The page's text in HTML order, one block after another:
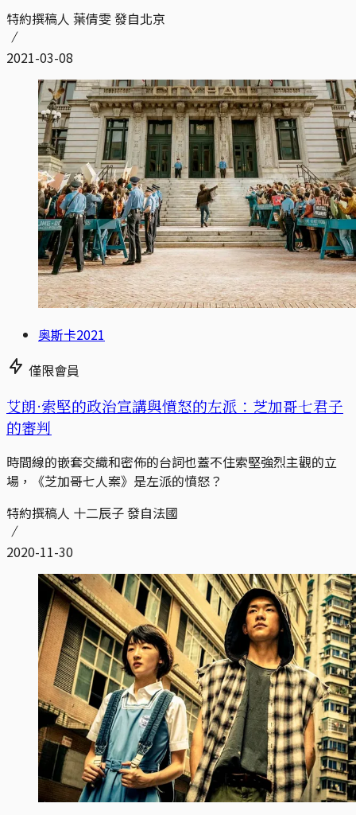
特約撰稿人 葉倩雯 發自北京
2021-03-08
奥斯卡2021
僅限會員
艾朗·索堅的政治宣講與憤怒的左派：芝加哥七君子
的審判
時間線的嵌套交織和密佈的台詞也蓋不住索堅強烈主觀的立
場，《芝加哥七人案》是左派的憤怒？
特約撰稿人 十二辰子 發自法國
2020-11-30